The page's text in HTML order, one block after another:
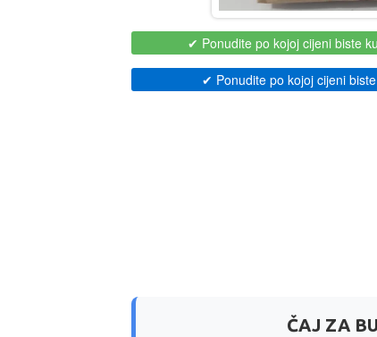
✔ Ponudite po kojoj cijeni biste
✔ Ponudite po kojoj cijeni
ČAJ ZA